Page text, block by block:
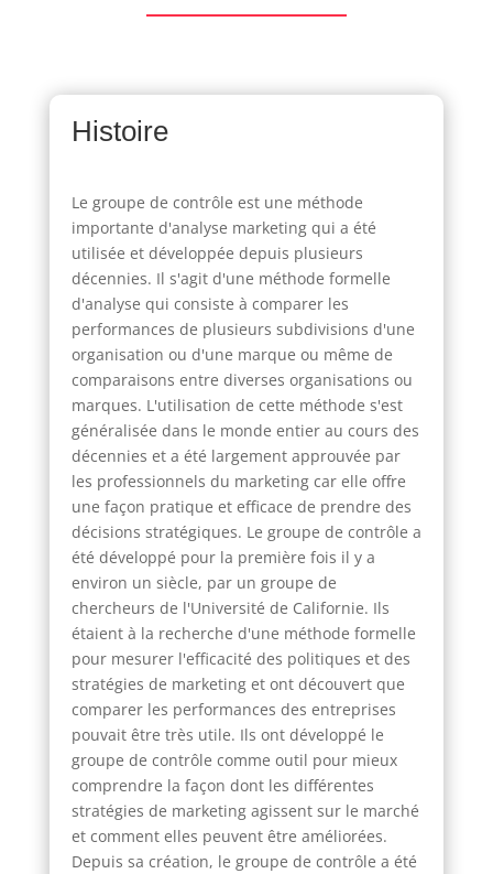
Histoire
Le groupe de contrôle est une méthode
importante d'analyse marketing qui a été
utilisée et développée depuis plusieurs
décennies. Il s'agit d'une méthode formelle
d'analyse qui consiste à comparer les
performances de plusieurs subdivisions d'une
organisation ou d'une marque ou même de
comparaisons entre diverses organisations ou
marques. L'utilisation de cette méthode s'est
généralisée dans le monde entier au cours des
décennies et a été largement approuvée par
les professionnels du marketing car elle offre
une façon pratique et efficace de prendre des
décisions stratégiques. Le groupe de contrôle a
été développé pour la première fois il y a
environ un siècle, par un groupe de
chercheurs de l'Université de Californie. Ils
étaient à la recherche d'une méthode formelle
pour mesurer l'efficacité des politiques et des
stratégies de marketing et ont découvert que
comparer les performances des entreprises
pouvait être très utile. Ils ont développé le
groupe de contrôle comme outil pour mieux
comprendre la façon dont les différentes
stratégies de marketing agissent sur le marché
et comment elles peuvent être améliorées.
Depuis sa création, le groupe de contrôle a été